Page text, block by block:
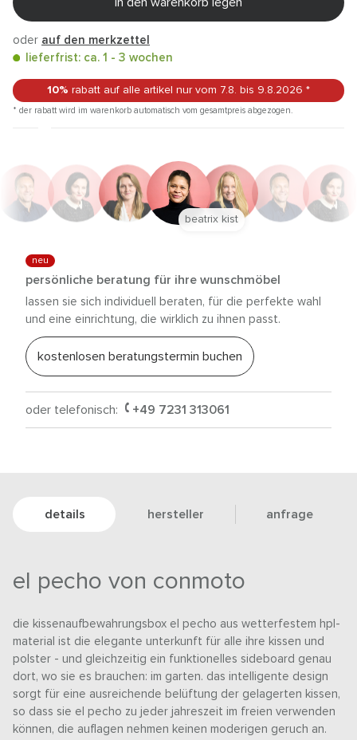
oder auf den merkzettel
lieferfrist: ca. 1 - 3 wochen
10% rabatt auf alle artikel nur vom 7.8. bis 9.8.2026 *
* der rabatt wird im warenkorb automatisch vom gesamtpreis abgezogen.
neu
persönliche beratung für ihre wunschmöbel
lassen sie sich individuell beraten, für die perfekte wahl
und eine einrichtung, die wirklich zu ihnen passt.
kostenlosen beratungstermin buchen
oder telefonisch: +49 7231 313061
beatrix kist
details hersteller anfrage
el pecho von conmoto
die kissenaufbewahrungsbox el pecho aus wetterfestem hpl-
material ist die elegante unterkunft für alle ihre kissen und
polster - und gleichzeitig ein funktionelles sideboard genau
dort, wo sie es brauchen: im garten. das intelligente design
sorgt für eine ausreichende belüftung der gelagerten kissen,
so dass sie el pecho zu jeder jahreszeit im freien verwenden
können, die auflagen nehmen keinen moderigen geruch an.